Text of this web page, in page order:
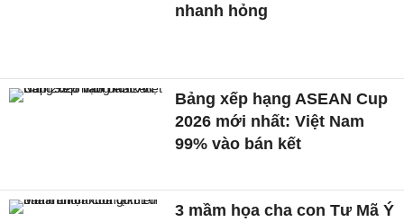
nhanh hỏng
Bảng xếp hạng ASEAN Cup
2026 mới nhất: Việt Nam
99% vào bán kết
3 mầm họa cha con Tư Mã Ý